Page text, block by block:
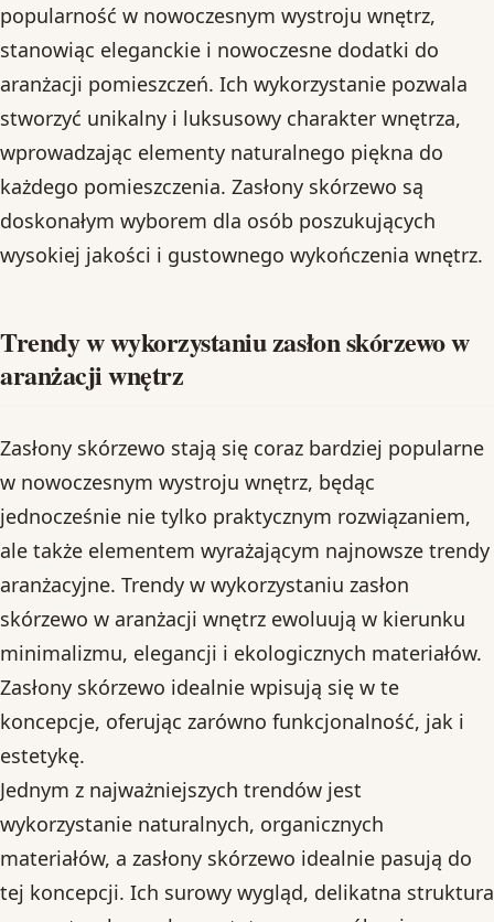
popularność w nowoczesnym wystroju wnętrz,
stanowiąc eleganckie i nowoczesne dodatki do
aranżacji pomieszczeń. Ich wykorzystanie pozwala
stworzyć unikalny i luksusowy charakter wnętrza,
wprowadzając elementy naturalnego piękna do
każdego pomieszczenia. Zasłony skórzewo są
doskonałym wyborem dla osób poszukujących
wysokiej jakości i gustownego wykończenia wnętrz.
Trendy w wykorzystaniu zasłon skórzewo w
aranżacji wnętrz
Zasłony skórzewo stają się coraz bardziej popularne
w nowoczesnym wystroju wnętrz, będąc
jednocześnie nie tylko praktycznym rozwiązaniem,
ale także elementem wyrażającym najnowsze trendy
aranżacyjne. Trendy w wykorzystaniu zasłon
skórzewo w aranżacji wnętrz ewoluują w kierunku
minimalizmu, elegancji i ekologicznych materiałów.
Zasłony skórzewo idealnie wpisują się w te
koncepcje, oferując zarówno funkcjonalność, jak i
estetykę.
Jednym z najważniejszych trendów jest
wykorzystanie naturalnych, organicznych
materiałów, a zasłony skórzewo idealnie pasują do
tej koncepcji. Ich surowy wygląd, delikatna struktura